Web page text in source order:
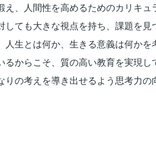
、人間性を高めるためのカリキュ
ても大きな視点を持ち、課題を見
生とは何か、生きる意義は何かを
からこそ、質の高い教育を実現し
の考えを導き出せるよう思考力の